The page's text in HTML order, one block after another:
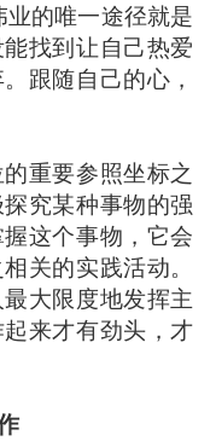
的唯一途径就是
找到让自己热爱
跟随自己的心，
重要参照坐标之
究某种事物的强
这个事物，它会
关的实践活动。
大限度地发挥主
来才有劲头，才